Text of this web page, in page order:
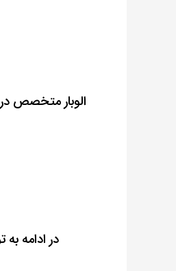
الوبار متخصص
در ادامه